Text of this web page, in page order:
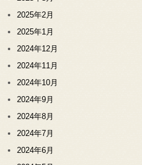
2025年2月
2025年1月
2024年12月
2024年11月
2024年10月
2024年9月
2024年8月
2024年7月
2024年6月